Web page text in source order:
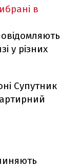
в
у різних
Супутник